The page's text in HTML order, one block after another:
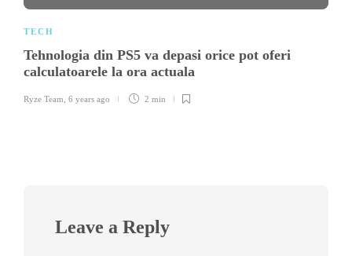
TECH
Tehnologia din PS5 va depasi orice pot oferi
calculatoarele la ora actuala
Ryze Team 6 years ago 2 min
Leave a Reply